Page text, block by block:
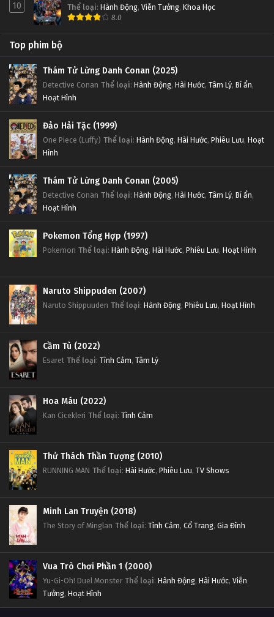
10 Thể loại: Hành Động, Viễn Tưởng, Khoa Học
8.0
Top phim bộ
Thám Tử Lừng Danh Conan (2025)
Detective Conan Thể loại: Hành Động, Hài Hước, Tâm Lý, Bí ẩn,
Hoạt Hình
Đảo Hải Tặc (1999)
One Piece (Luffy) Thể loại: Hành Động, Hài Hước, Phiêu Lưu, Hoạt
Hình
Thám Tử Lừng Danh Conan (2005)
Detective Conan Thể loại: Hành Động, Hài Hước, Tâm Lý, Bí ẩn,
Hoạt Hình
Pokemon Tổng Hợp (1997)
Pokemon Thể loại: Hành Động, Hài Hước, Phiêu Lưu, Hoạt Hình
Naruto Shippuden (2007)
Naruto Shippuuden Thể loại: Hành Động, Phiêu Lưu, Hoạt Hình
Cầm Tù (2022)
Esaret Thể loại: Tình Cảm, Tâm Lý
Hoa Máu (2022)
Kan Cicekleri Thể loại: Tình Cảm
Thử Thách Thần Tượng (2010)
RUNNING MAN Thể loại: Hài Hước, Phiêu Lưu, TV Shows
Minh Lan Truyện (2018)
The Story of Minglan Thể loại: Tình Cảm, Cổ Trang, Gia Đình
Vua Trò Chơi Phần 1 (2000)
Yu-Gi-Oh! Duel Monster Thể loại: Hành Động, Hài Hước, Viễn
Tưởng, Hoạt Hình